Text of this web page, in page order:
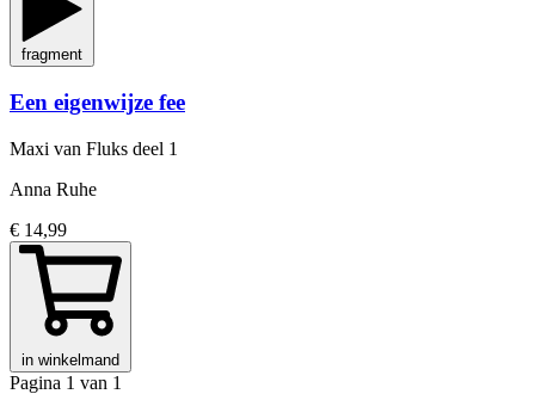
fragment
Een eigenwijze fee
Maxi van Fluks deel 1
Anna Ruhe
€ 14,99
in winkelmand
Pagina 1 van 1